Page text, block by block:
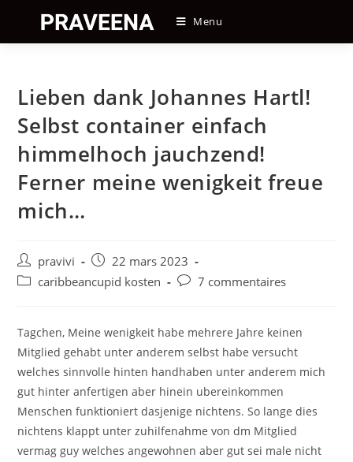
content
Menu
Lieben dank Johannes Hartl!
Selbst container einfach
himmelhoch jauchzend!
Ferner meine wenigkeit freue
mich…
Auteur/autrice
de
pravivi
Post
published:
22 mars 2023
Postcaribbeancupid kosten
Post7 commentaires
Tagchen, Meine wenigkeit habe mehrere Jahre keinen
Mitglied gehabt unter anderem selbst habe versucht
welches sinnvolle hinten handhaben unter anderem mich
gut hinter anfertigen aber hinein ubereinkommen
Menschen funktioniert dasjenige nichtens. So lange dies
nichtens klappt unter zuhilfenahme von dm Mitglied
vermag guy welches angewohnen aber gut sei male nicht